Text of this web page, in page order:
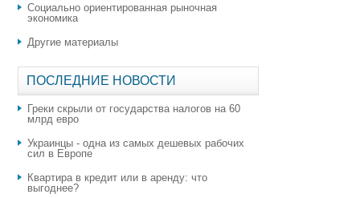
Социально ориентированная рыночная
экономика
Другие материалы
ПОСЛЕДНИЕ НОВОСТИ
Греки скрыли от государства налогов на 60
млрд евро
Украинцы - одна из самых дешевых рабочих
сил в Европе
Квартира в кредит или в аренду: что
выгоднее?